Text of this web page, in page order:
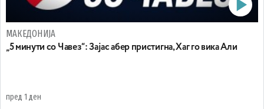
МАКЕДОНИЈА
„5 минути со Чавез“: Зајас абер пристигна, Хаг го вика Али
пред 1 ден